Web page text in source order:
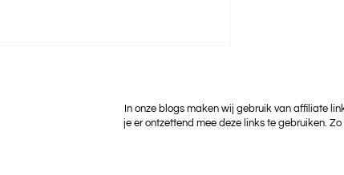
In onze blogs maken wij gebruik van affiliate
je er ontzettend mee deze links te gebruiken.